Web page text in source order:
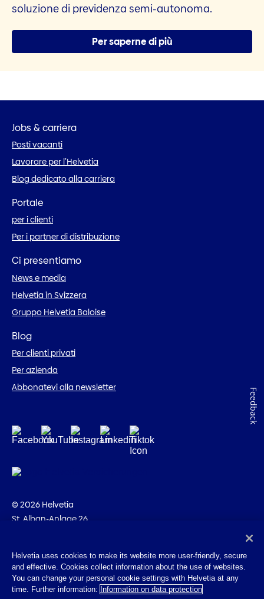
soluzione di previdenza semi-autonoma.
Per saperne di più
Jobs & carriera
Posti vacanti
Lavorare per l’Helvetia
Blog dedicato alla carriera
Portale
per i clienti
Per i partner di distribuzione
Ci presentiamo
News e media
Helvetia in Svizzera
Gruppo Helvetia Baloise
Blog
Per clienti privati
Per azienda
Abbonatevi alla newsletter
© 2026 Helvetia
St. Alban-Anlage 26
Impressum
Disposizioni giuridiche
Helvetia uses cookies to make its website more user-friendly, secure
and effective. Cookies collect information about the use of websites.
You can change your personal cookie settings with Helvetia at any
time. Further information: Information on data protection
Feedback